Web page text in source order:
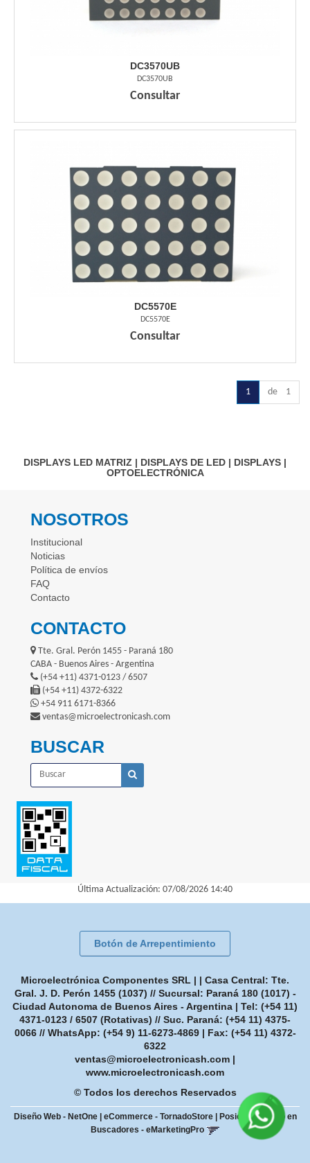
DC3570UB
DC3570UB
Consultar
DC5570E
DC5570E
Consultar
1 de 1
DISPLAYS LED MATRIZ | DISPLAYS DE LED | DISPLAYS |
OPTOELECTRÓNICA
NOSOTROS
Institucional
Noticias
Política de envíos
FAQ
Contacto
CONTACTO
Tte. Gral. Perón 1455 - Paraná 180
CABA - Buenos Aires - Argentina
(+54 +11) 4371-0123 / 6507
(+54 +11) 4372-6322
+54 911 6171-8366
ventas@microelectronicash.com
BUSCAR
Última Actualización: 07/08/2026 14:40
Botón de Arrepentimiento
Microelectrónica Componentes SRL | | Casa Central: Tte.
Gral. J. D. Perón 1455 (1037) // Sucursal: Paraná 180 (1017) -
Ciudad Autonoma de Buenos Aires - Argentina | Tel: (+54 11)
4371-0123 / 6507 (Rotativas) // Suc. Paraná: (+54 11) 4375-
0066 // WhatsApp: (+54 9) 11-6273-4869| Fax: (+54 11) 4372-
6322
ventas@microelectronicash.com |
www.microelectronicash.com
© Todos los derechos Reservados
Diseño Web - NetOne| eCommerce - TornadoStore|
Posicionamiento en
Buscadores - eMarketingPro